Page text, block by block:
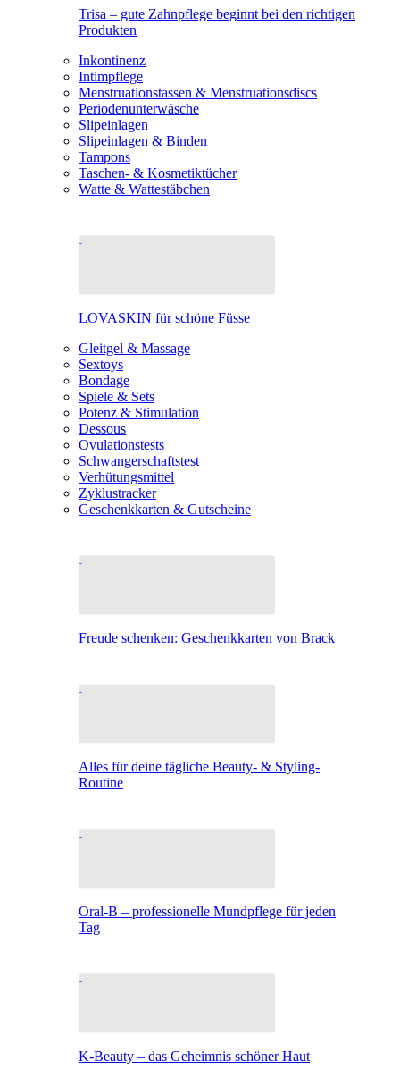
Trisa – gute Zahnpflege beginnt bei den richtigen
Produkten
Inkontinenz
Intimpflege
Menstruationstassen & Menstruationsdiscs
Periodenunterwäsche
Slipeinlagen
Slipeinlagen & Binden
Tampons
Taschen- & Kosmetiktücher
Watte & Wattestäbchen
LOVASKIN für schöne Füsse
Gleitgel & Massage
Sextoys
Bondage
Spiele & Sets
Potenz & Stimulation
Dessous
Ovulationstests
Schwangerschaftstest
Verhütungsmittel
Zyklustracker
Geschenkkarten & Gutscheine
Freude schenken: Geschenkkarten von Brack
Alles für deine tägliche Beauty- & Styling-
Routine
Oral-B – professionelle Mundpflege für jeden
Tag
K-Beauty – das Geheimnis schöner Haut